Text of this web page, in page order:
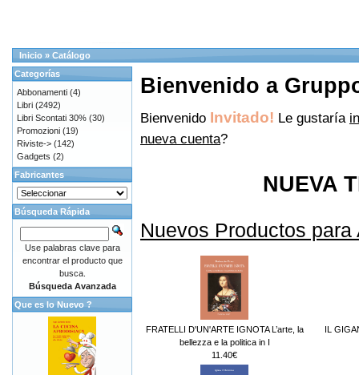
Inicio » Catálogo
Bienvenido a
Bienvenido Invitado! Le gustaría
nueva cuenta?
NUEVA
Nuevos Productos para
FRATELLI D'UN'ARTE IGNOTA L’arte, la
bellezza e la politica in I
11.40€
IL
Categorías
Abbonamenti (4)
Libri (2492)
Libri Scontati 30% (30)
Promozioni (19)
Riviste-> (142)
Gadgets (2)
Fabricantes
Búsqueda Rápida
Use palabras clave para
encontrar el producto que
busca.
Búsqueda Avanzada
Que es lo Nuevo ?